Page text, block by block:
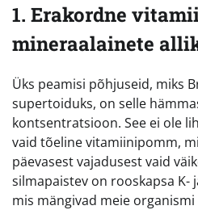
1. Erakordne
mineraalainete
Üks peamisi põhjuseid, miks
supertoiduks, on selle
kontsentratsioon. See ei ole
vaid tõeline vitamiinipomm,
päevasest vajadusest vaid
silmapaistev on rooskapsa K-
mis mängivad meie